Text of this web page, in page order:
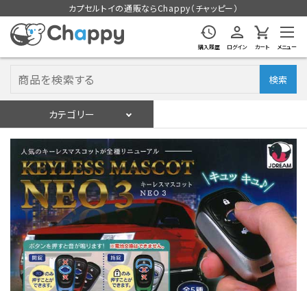
カプセルトイの通販ならChappy（チャッピー）
購入履歴 ログイン カート メニュー
検索
カテゴリー
ログイン 会員登録
入荷スケジュールをチェック
カプセルトイマシン本体
カプセルトイ